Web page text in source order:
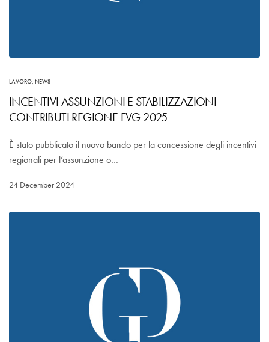
LAVORO, NEWS
INCENTIVI ASSUNZIONI E STABILIZZAZIONI –
CONTRIBUTI REGIONE FVG 2025
È stato pubblicato il nuovo bando per la concessione degli incentivi
regionali per l’assunzione o…
24 December 2024